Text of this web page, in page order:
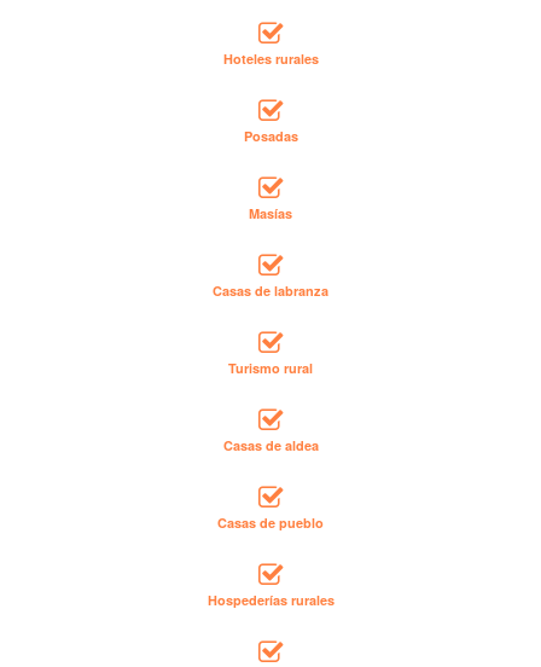
Hoteles rurales
Posadas
Masías
Casas de labranza
Turismo rural
Casas de aldea
Casas de pueblo
Hospederías rurales